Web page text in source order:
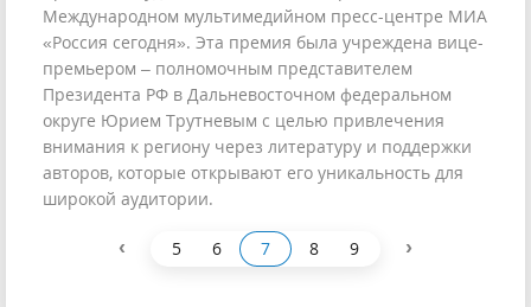
Международном мультимедийном пресс-центре МИА
«Россия сегодня». Эта премия была учреждена вице-
премьером – полномочным представителем
Президента РФ в Дальневосточном федеральном
округе Юрием Трутневым с целью привлечения
внимания к региону через литературу и поддержки
авторов, которые открывают его уникальность для
широкой аудитории.
‹ 5 6 7 8 9 ›